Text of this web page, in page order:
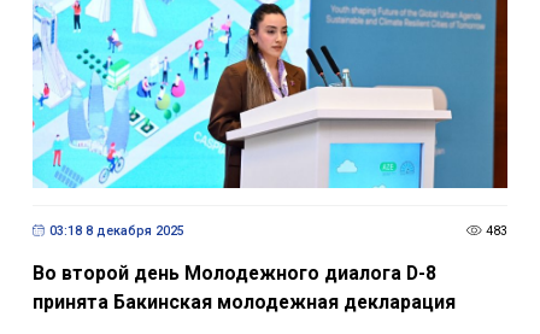
03:18 8 декабря 2025 483
Во второй день Молодежного диалога D-8
принята Бакинская молодежная декларация